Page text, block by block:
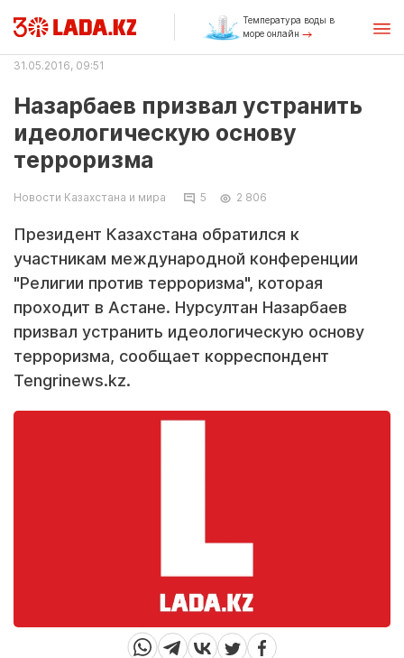
Температура воды в
море онлайн
31.05.2016, 09:51
Назарбаев призвал устранить
идеологическую основу
терроризма
Новости Казахстана и мира 5 2 806
Президент Казахстана обратился к
участникам международной конференции
"Религии против терроризма", которая
проходит в Астане. Нурсултан Назарбаев
призвал устранить идеологическую основу
терроризма, сообщает корреспондент
Tengrinews.kz.